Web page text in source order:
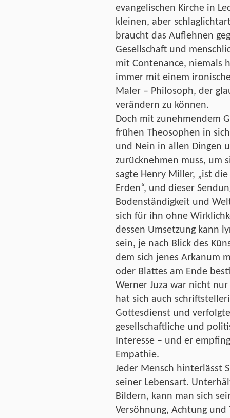
evangelischen Kirche in
kleinen, aber
braucht das Auflehnen
Gesellschaft und
mit Contenance, niemals
immer mit einem
Maler – Philosoph, der
verändern zu können.
Doch mit zunehmendem
frühen Theosophen in
und Nein in allen Dingen
zurücknehmen muss, um
sagte Henry Miller, „ist
Erden“, und dieser
Bodenständigkeit und
sich für ihn ohne
dessen Umsetzung kann
sein, je nach Blick des
dem sich jenes Arkanum
oder Blattes am Ende
Werner Juza war nicht
hat sich auch
Gottesdienst und
gesellschaftliche und
Interesse – und er
Empathie.
Jeder Mensch hinterlässt
seiner Lebensart.
Bildern, kann man sich
Versöhnung, Achtung